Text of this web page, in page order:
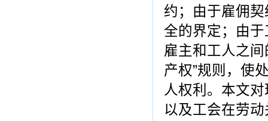
约；由于雇佣
全的界定；由
雇主和工人之间
产权”规则，使
人权利。本文
以及工会在劳